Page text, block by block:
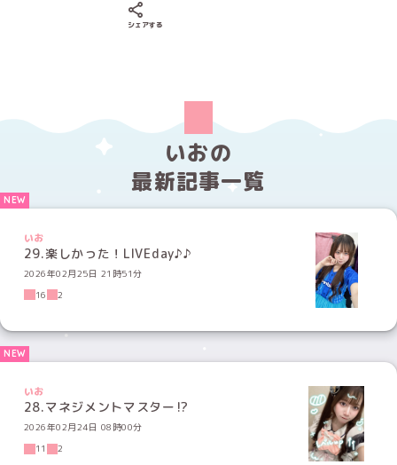
シェアする
いおの
最新記事一覧
いお
29.楽しかった！LIVEday♪♪
2026年02月25日 21時51分
16
2
いお
28.マネジメントマスター⁉️
2026年02月24日 08時00分
11
2